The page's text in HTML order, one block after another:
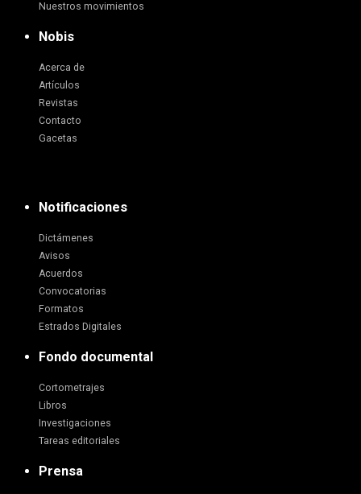
Nuestros movimientos
Nobis
Acerca de
Artículos
Revistas
Contacto
Gacetas
Notificaciones
Dictámenes
Avisos
Acuerdos
Convocatorias
Formatos
Estrados Digitales
Fondo documental
Cortometrajes
Libros
Investigaciones
Tareas editoriales
Prensa